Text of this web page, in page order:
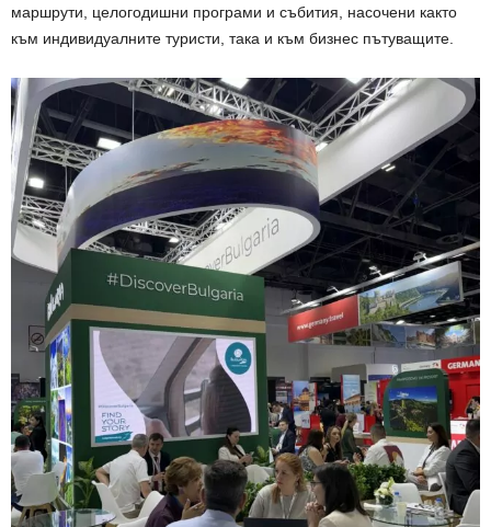
маршрути, целогодишни програми и събития, насочени както
към индивидуалните туристи, така и към бизнес пътуващите.